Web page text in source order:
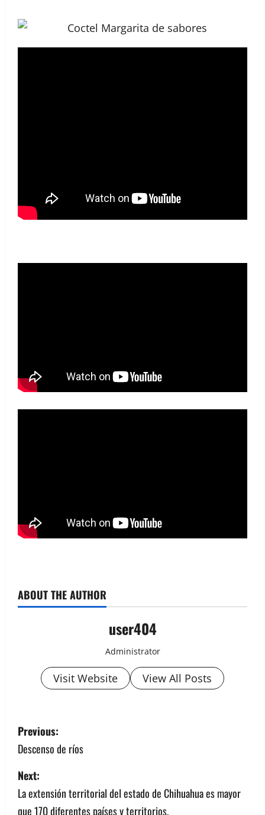
ABOUT THE AUTHOR
user404
Administrator
Visit Website View All Posts
Previous:
Descenso de ríos
Next:
La extensión territorial del estado de Chihuahua es mayor
que 170 diferentes países y territorios.